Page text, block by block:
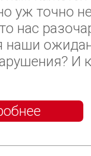
уж точно
нас
наши
И